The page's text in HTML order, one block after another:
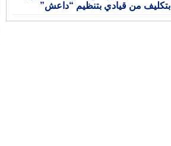
بتكليف من قيادي بتنظيم “داعش”